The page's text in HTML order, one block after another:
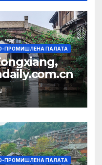
ПРОМИШЛЕНА ПАЛАТА
ПРОМИШЛЕНА ПАЛАТА